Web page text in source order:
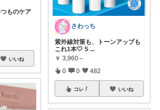
ものケア
いいね
さわっち
紫外線対策も、トーンアップも
これ1本🤍 S ...
￥ 3,960～
0 0 482
コレ いいね